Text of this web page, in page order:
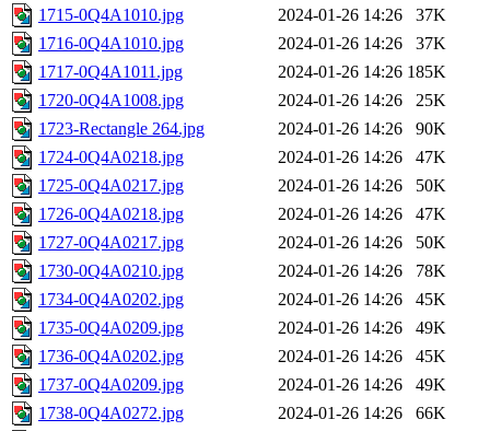
1715-0Q4A1010.jpg
2024-01-26 14:26
37K
1716-0Q4A1010.jpg
2024-01-26 14:26
37K
1717-0Q4A1011.jpg
2024-01-26 14:26 185K
1720-0Q4A1008.jpg
2024-01-26 14:26
25K
1723-Rectangle 264.jpg
2024-01-26 14:26
90K
1724-0Q4A0218.jpg
2024-01-26 14:26
47K
1725-0Q4A0217.jpg
2024-01-26 14:26
50K
1726-0Q4A0218.jpg
2024-01-26 14:26
47K
1727-0Q4A0217.jpg
2024-01-26 14:26
50K
1730-0Q4A0210.jpg
2024-01-26 14:26
78K
1734-0Q4A0202.jpg
2024-01-26 14:26
45K
1735-0Q4A0209.jpg
2024-01-26 14:26
49K
1736-0Q4A0202.jpg
2024-01-26 14:26
45K
1737-0Q4A0209.jpg
2024-01-26 14:26
49K
1738-0Q4A0272.jpg
2024-01-26 14:26
66K